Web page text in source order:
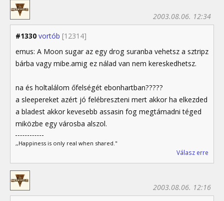
#1330 vortób [12314]
2003.08.06. 12:34
emus: A Moon sugar az egy drog suranba vehetsz a sztripz
bárba vagy mibe.amig ez nálad van nem kereskedhetsz.
na és holtalálom őfelségét ebonhartban?????
a sleepereket azért jó felébreszteni mert akkor ha elkezded
a bladest akkor kevesebb assasin fog megtámadni téged
miközbe egy városba alszol.
,,Happiness is only real when shared."
Válasz erre
2003.08.06. 12:16